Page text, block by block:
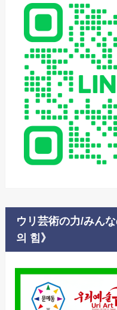
ウリ芸術の力/みん
의 힘》